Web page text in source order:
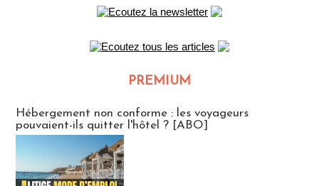
PREMIUM
Hébergement non conforme : les voyageurs
pouvaient-ils quitter l'hôtel ? [ABO]